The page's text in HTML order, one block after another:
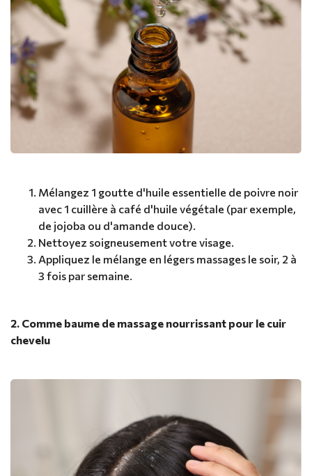
Mélangez 1 goutte d'huile essentielle de poivre noir
avec 1 cuillère à café d'huile végétale (par exemple,
de jojoba ou d'amande douce).
Nettoyez soigneusement votre visage.
Appliquez le mélange en légers massages le soir, 2 à
3 fois par semaine.
2. Comme baume de massage nourrissant pour le cuir
chevelu